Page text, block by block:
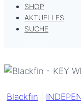
SHOP
AKTUELLES
SUCHE
Blackfin